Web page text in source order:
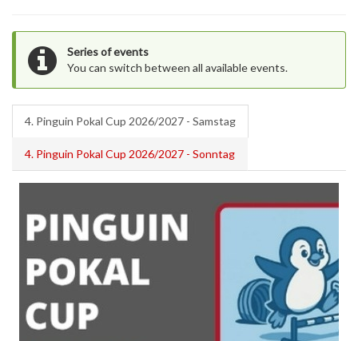
Series of events
You can switch between all available events.
4. Pinguin Pokal Cup 2026/2027 - Samstag
4. Pinguin Pokal Cup 2026/2027 - Sonntag